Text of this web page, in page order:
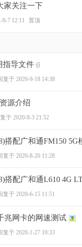
家关注一下
9-7 12:11 置顶
指导文件
复于 2020-9-18 14:38
源介绍
于 2020-9-3 21:52
搭配广和通FM150
复于 2020-8-20 11:28
搭配广和通L610 4G
复于 2020-6-15 11:51
兆网卡的网速测试
复于 2020-1-27 10:33